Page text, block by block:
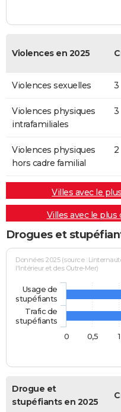
Violences en 2025
Violences sexuelles 3
Violences physiques
intrafamiliales
3
Violences physiques
hors cadre familial
2
Villes avec le
Villes avec le
Drogues et
Données 2025 (source :
l'Intérieur et des Outre-Mer)
Usage de
stupéfiants
Trafic de
stupéfiants
0
0,5 1
Drogue et
stupéfiants en 2025